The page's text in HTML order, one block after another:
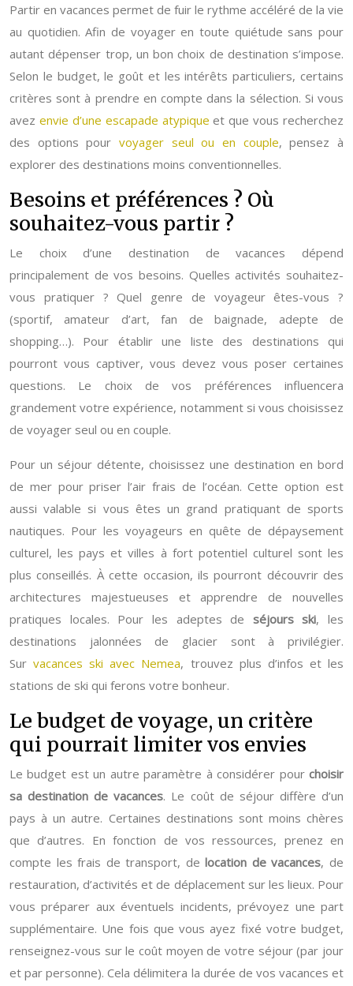
Partir en vacances permet de fuir le rythme accéléré de la vie
au quotidien. Afin de voyager en toute quiétude sans pour
autant dépenser trop, un bon choix de destination s’impose.
Selon le budget, le goût et les intérêts particuliers, certains
critères sont à prendre en compte dans la sélection. Si vous
avez envie d’une escapade atypique et que vous recherchez
des options pour voyager seul ou en couple, pensez à
explorer des destinations moins conventionnelles.
Besoins et préférences ? Où
souhaitez-vous partir ?
Le choix d’une destination de vacances dépend
principalement de vos besoins. Quelles activités souhaitez-
vous pratiquer ? Quel genre de voyageur êtes-vous ?
(sportif, amateur d’art, fan de baignade, adepte de
shopping…). Pour établir une liste des destinations qui
pourront vous captiver, vous devez vous poser certaines
questions. Le choix de vos préférences influencera
grandement votre expérience, notamment si vous choisissez
de voyager seul ou en couple.
Pour un séjour détente, choisissez une destination en bord
de mer pour priser l’air frais de l’océan. Cette option est
aussi valable si vous êtes un grand pratiquant de sports
nautiques. Pour les voyageurs en quête de dépaysement
culturel, les pays et villes à fort potentiel culturel sont les
plus conseillés. À cette occasion, ils pourront découvrir des
architectures majestueuses et apprendre de nouvelles
pratiques locales. Pour les adeptes de séjours ski, les
destinations jalonnées de glacier sont à privilégier.
Survacances ski avec Nemea, trouvez plus d’infos et les
stations de ski qui ferons votre bonheur.
Le budget de voyage, un critère
qui pourrait limiter vos envies
Le budget est un autre paramètre à considérer pour choisir
sa destination de vacances. Le coût de séjour diffère d’un
pays à un autre. Certaines destinations sont moins chères
que d’autres. En fonction de vos ressources, prenez en
compte les frais de transport, delocation de vacances, de
restauration, d’activités et de déplacement sur les lieux. Pour
vous préparer aux éventuels incidents, prévoyez une part
supplémentaire. Une fois que vous ayez fixé votre budget,
renseignez-vous sur le coût moyen de votre séjour (par jour
et par personne). Cela délimitera la durée de vos vacances et